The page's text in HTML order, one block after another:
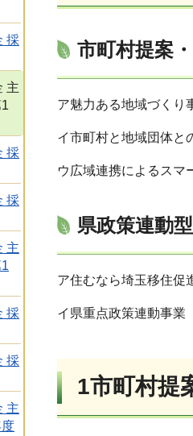
採
主
採
採
主
採
採
主
市町村提案
ア魅力ある地域づくり
イ市町村と地域団体と
ウ広域連携によるスマ
県政策連動
ア住むなら埼玉移住促
イ県重点政策連動事業
1市町村提